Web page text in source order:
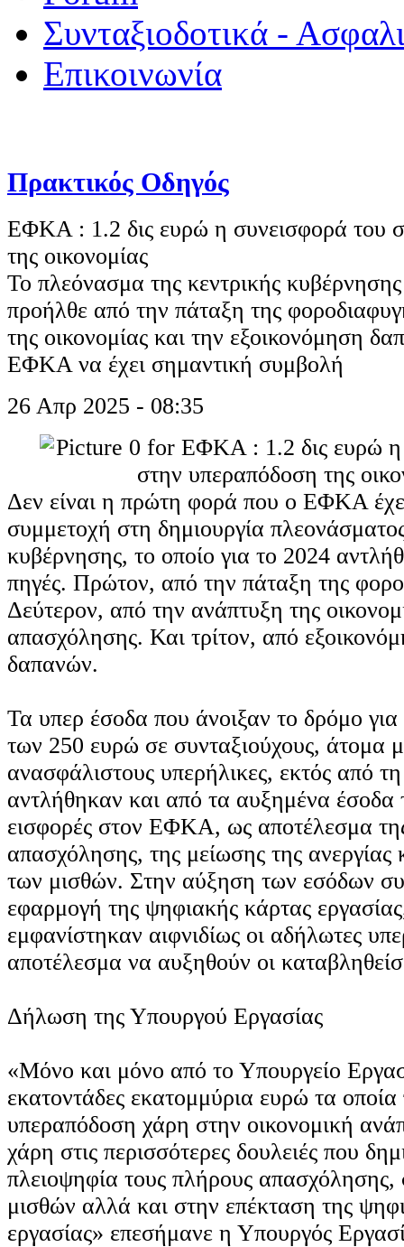
Συνταξιοδοτικά -
Επικοινωνία
Πρακτικός Οδηγός
ΕΦΚΑ : 1.2 δις ευρώ η συνεισφορά του
της οικονομίας
Το πλεόνασμα της κεντρικής
προήλθε από την πάταξη της
της οικονομίας και την εξοικονόμηση
ΕΦΚΑ να έχει σημαντική συμβολή
26 Απρ 2025 - 08:35
Δεν είναι η πρώτη φορά που ο ΕΦΚΑ
συμμετοχή στη δημιουργία
κυβέρνησης, το οποίο για το 2024
πηγές. Πρώτον, από την πάταξη της
Δεύτερον, από την ανάπτυξη της
απασχόλησης. Και τρίτον, από
δαπανών.
Τα υπερ έσοδα που άνοιξαν το δρόμο για
των 250 ευρώ σε συνταξιούχους, άτομα
ανασφάλιστους υπερήλικες, εκτός από
αντλήθηκαν και από τα αυξημένα έσοδα
εισφορές στον ΕΦΚΑ, ως αποτέλεσμα
απασχόλησης, της μείωσης της ανεργίας
των μισθών. Στην αύξηση των εσόδων
εφαρμογή της ψηφιακής κάρτας
εμφανίστηκαν αιφνιδίως οι αδήλωτες
αποτέλεσμα να αυξηθούν οι
Δήλωση της Υπουργού Εργασίας
«Μόνο και μόνο από το Υπουργείο
εκατοντάδες εκατομμύρια ευρώ τα
υπεραπόδοση χάρη στην οικονομική
χάρη στις περισσότερες δουλειές που
πλειοψηφία τους πλήρους
μισθών αλλά και στην επέκταση της
εργασίας» επεσήμανε η Υπουργός